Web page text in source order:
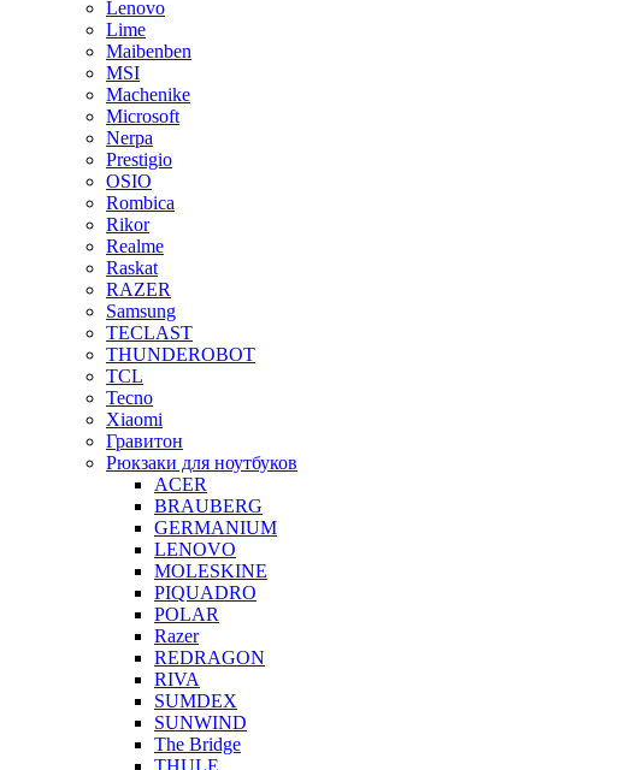
Lenovo
Lime
Maibenben
MSI
Machenike
Microsoft
Nerpa
Prestigio
OSIO
Rombica
Rikor
Realme
Raskat
RAZER
Samsung
TECLAST
THUNDEROBOT
TCL
Tecno
Xiaomi
Гравитон
Рюкзаки для ноутбуков
ACER
BRAUBERG
GERMANIUM
LENOVO
MOLESKINE
PIQUADRO
POLAR
Razer
REDRAGON
RIVA
SUMDEX
SUNWIND
The Bridge